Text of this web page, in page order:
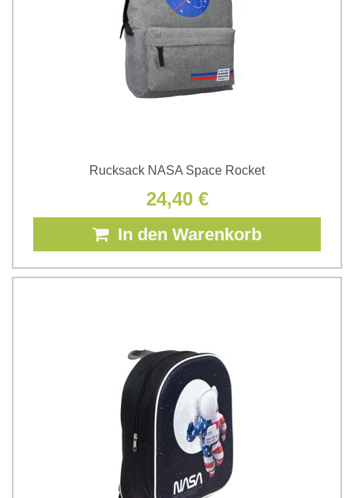
Rucksack NASA Space Rocket
24,40 €
In den Warenkorb